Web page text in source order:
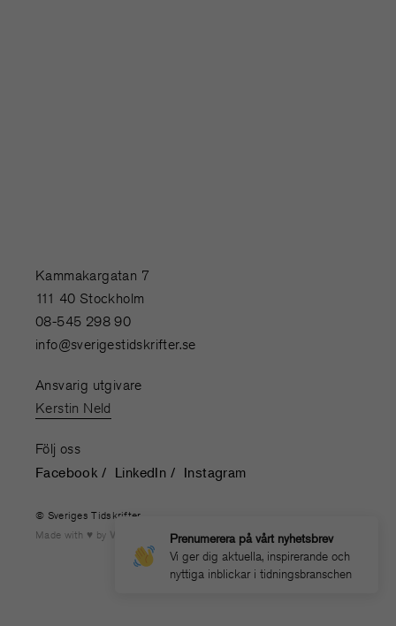
Prenumerera på vårt nyhetsbrev
Vi ger dig aktuella, inspirerande och
nyttiga inblickar i tidningsbranschen
Kammakargatan 7
111 40 Stockholm
08-545 298 90
info@sverigestidskrifter.se
Ansvarig utgivare
Kerstin Neld
Följ oss
Facebook LinkedIn Instagram
© Sveriges Tidskrifter
Made with
by WONDERFOUR